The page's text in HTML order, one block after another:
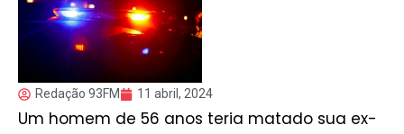
Redação 93FM 11 abril, 2024
Um homem de 56 anos teria matado sua ex-